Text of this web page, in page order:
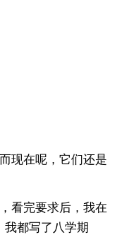
现在呢，它们还是
看完要求后，我在
我都写了八学期